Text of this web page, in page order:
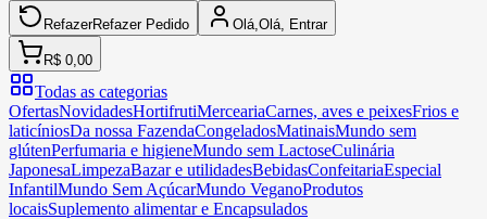
RefazerRefazer Pedido Olá, Olá, Entrar
R$ 0,00
Todas as categorias
OfertasNovidadesHortifrutiMerceariaCarnes, aves e peixesFrios e
laticíniosDa nossa FazendaCongeladosMatinaisMundo sem
glútenPerfumaria e higieneMundo sem LactoseCulinária
JaponesaLimpezaBazar e utilidadesBebidasConfeitariaEspecial
InfantilMundo Sem AçúcarMundo VeganoProdutos
locaisSuplemento alimentar e Encapsulados